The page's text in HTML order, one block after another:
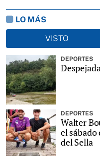
LO MÁS
VISTO
DEPORTES
DEPORTES
Walter
el
del Sella